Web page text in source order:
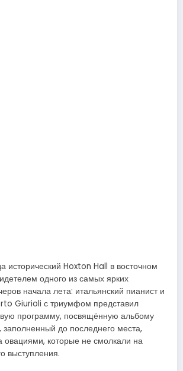
исторический Hoxton Hall в восточном
одного из самых ярких
начала лета: итальянский пианист и
Giurioli с триумфом представил
программу, посвящённую альбому
до последнего места,
овациями, которые не смолкали на
выступления.